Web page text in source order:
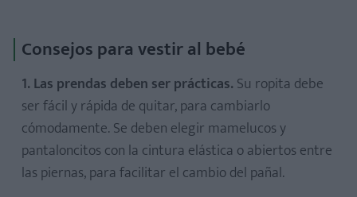
Consejos para vestir al bebé
1. Las prendas deben ser prácticas. Su ropita debe
ser fácil y rápida de quitar, para cambiarlo
cómodamente. Se deben elegir mamelucos y
pantaloncitos con la cintura elástica o abiertos entre
las piernas, para facilitar el cambio del pañal.